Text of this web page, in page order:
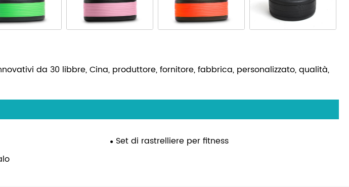
da 30 libbre, Cina, produttore, fornitore, fabbrica, personalizzato, qualità,
Set di rastrelliere per fitness